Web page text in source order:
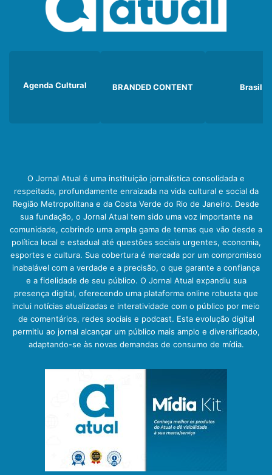
Agenda Cultural BRANDED CONTENT Brasil
O Jornal Atual é uma instituição jornalística consolidada e
respeitada, profundamente enraizada na vida cultural e social da
Região Metropolitana e da Costa Verde do Rio de Janeiro. Desde
sua fundação, o Jornal Atual tem sido uma voz importante na
comunidade, cobrindo uma ampla gama de temas que vão desde a
política local e estadual até questões sociais urgentes, economia,
esportes e cultura. Sua cobertura é marcada por um compromisso
inabalável com a verdade e a precisão, o que garante a confiança
e a fidelidade de seu público. O Jornal Atual expandiu sua
presença digital, oferecendo uma plataforma online robusta que
inclui notícias atualizadas e interatividade com o público por meio
de comentários, redes sociais e podcast. Esta evolução digital
permitiu ao jornal alcançar um público mais amplo e diversificado,
adaptando-se às novas demandas de consumo de mídia.